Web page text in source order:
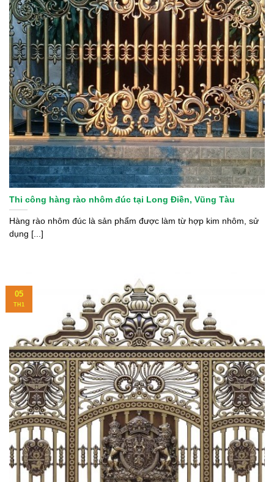
Thi công hàng rào nhôm đúc tại Long Điền, Vũng Tàu
Hàng rào nhôm đúc là sản phẩm được làm từ hợp kim nhôm, sử
dụng [...]
05
TH1